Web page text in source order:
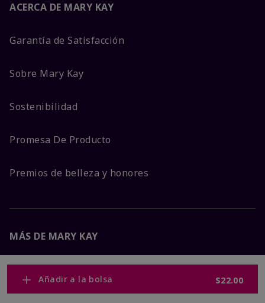
Añadir a la bolsa $22.00
ACERCA DE MARY KAY
Garantía de Satisfacción
Sobre Mary Kay
Sostenibilidad
Promesa De Producto
Premios de belleza y honores
MÁS DE MARY KAY